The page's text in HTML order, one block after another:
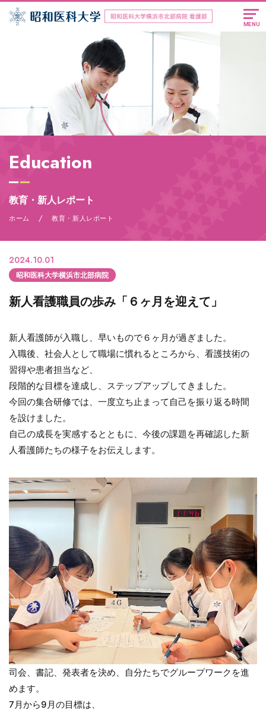
MENU
Education
教育・新人レポート
ホーム / 教育・新人レポート
2024.10.01
昭和医科大学横浜市北部病院
新人看護職員の歩み「６ヶ月を迎えて」
新人看護師が入職し、早いもので６ヶ月が過ぎました。
入職後、社会人として職場に慣れるところから、看護技術の
習得や患者担当など、
段階的な目標を達成し、ステップアップしてきました。
今回の集合研修では、一度立ち止まって自己を振り返る時間
を設けました。
自己の成長を実感するとともに、今後の課題を再確認した新
人看護師たちの様子をお伝えします。
司会、書記、発表者を決め、自分たちでグループワークを進
めます。
7月から9月の目標は、